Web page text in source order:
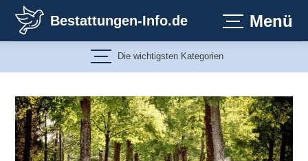
Inhalt
springen
Bestattungen-Info.de Menü
Die wichtigsten Kategorien